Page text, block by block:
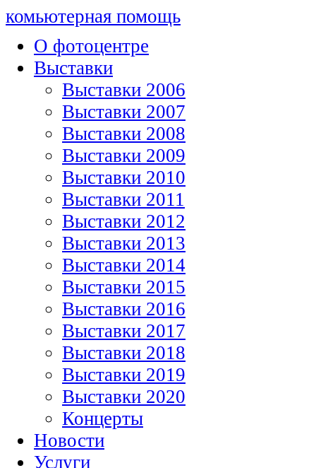
комьютерная помощь
О фотоцентре
Выставки
Выставки 2006
Выставки 2007
Выставки 2008
Выставки 2009
Выставки 2010
Выставки 2011
Выставки 2012
Выставки 2013
Выставки 2014
Выставки 2015
Выставки 2016
Выставки 2017
Выставки 2018
Выставки 2019
Выставки 2020
Концерты
Новости
Услуги